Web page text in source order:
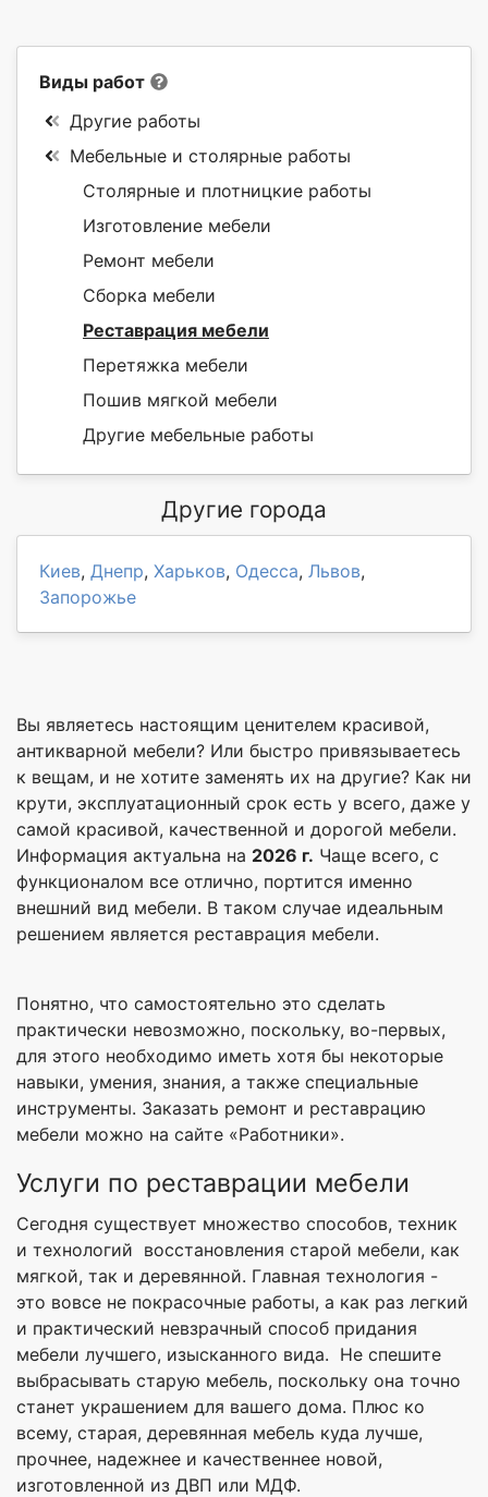
Виды работ
Другие работы
Мебельные и столярные работы
Столярные и плотницкие работы
Изготовление мебели
Ремонт мебели
Сборка мебели
Реставрация мебели
Перетяжка мебели
Пошив мягкой мебели
Другие мебельные работы
Другие города
Киев, Днепр, Харьков, Одесса, Львов,
Запорожье
Вы являетесь настоящим ценителем красивой,
антикварной мебели? Или быстро привязываетесь
к вещам, и не хотите заменять их на другие? Как ни
крути, эксплуатационный срок есть у всего, даже у
самой красивой, качественной и дорогой мебели.
Информация актуальна на 2026 г. Чаще всего, с
функционалом все отлично, портится именно
внешний вид мебели. В таком случае идеальным
решением является реставрация мебели.
Понятно, что самостоятельно это сделать
практически невозможно, поскольку, во-первых,
для этого необходимо иметь хотя бы некоторые
навыки, умения, знания, а также специальные
инструменты. Заказать ремонт и реставрацию
мебели можно на сайте «Работники».
Услуги по реставрации мебели
Сегодня существует множество способов, техник
и технологий восстановления старой мебели, как
мягкой, так и деревянной. Главная технология -
это вовсе не покрасочные работы, а как раз легкий
и практический невзрачный способ придания
мебели лучшего, изысканного вида. Не спешите
выбрасывать старую мебель, поскольку она точно
станет украшением для вашего дома. Плюс ко
всему, старая, деревянная мебель куда лучше,
прочнее, надежнее и качественнее новой,
изготовленной из ДВП или МДФ.